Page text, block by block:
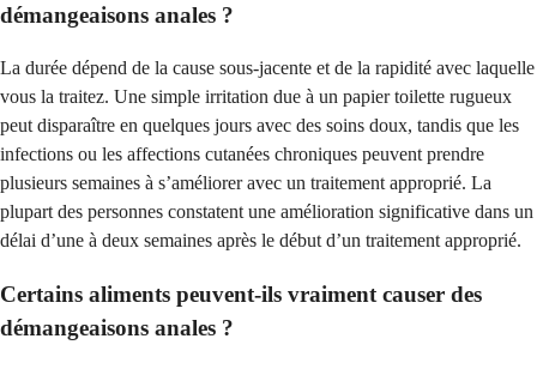
démangeaisons anales ?
La durée dépend de la cause sous-jacente et de la rapidité avec laquelle
vous la traitez. Une simple irritation due à un papier toilette rugueux
peut disparaître en quelques jours avec des soins doux, tandis que les
infections ou les affections cutanées chroniques peuvent prendre
plusieurs semaines à s’améliorer avec un traitement approprié. La
plupart des personnes constatent une amélioration significative dans un
délai d’une à deux semaines après le début d’un traitement approprié.
Certains aliments peuvent-ils vraiment causer des
démangeaisons anales ?